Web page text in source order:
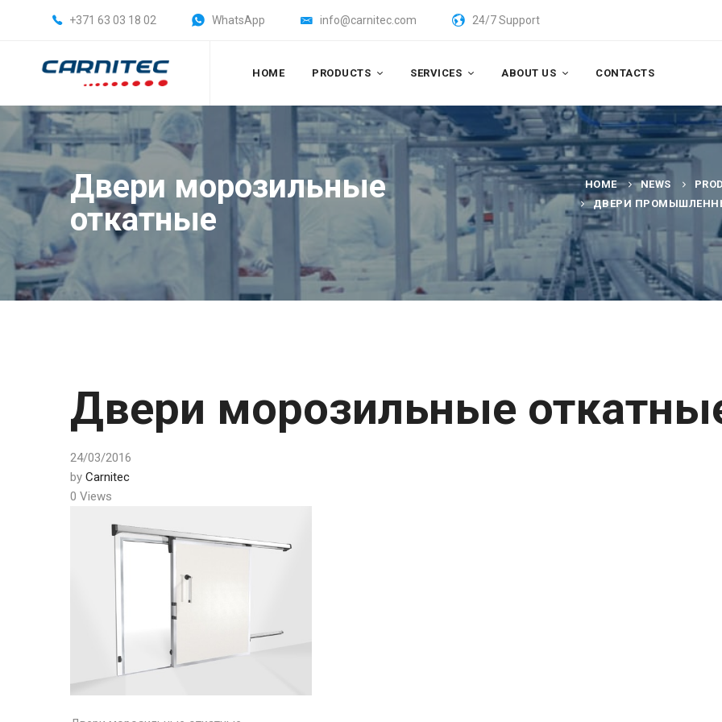
+371 63 03 18 02 WhatsApp info@carnitec.com 24/7 Support
HOME PRODUCTS SERVICES ABOUT US CONTACTS
Двери морозильные
откатные
HOME NEWS
ДВЕРИ
Двери морозильные
24/03/2016
by Carnitec
0 Views